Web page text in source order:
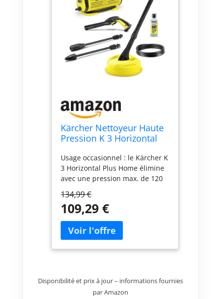
Kärcher Nettoyeur Haute
Pression K 3 Horizontal
Max. 120 Bar, Débit : 380
l/h, Surface : 25 m²/h,
Filtre à Eau, Poids : 3,6 kg,
Flexible et Pistolet, Lance,
Rotabuse, Home Kit
Usage occasionnel : le Kärcher K
3 Horizontal Plus Home élimine
avec une pression max. de 120
voitures, des meubles
d'extérieur, des terrasses et
surfaces de jardin Poids
compact : le nettoyeur haute
pression se transporte
facilement grâce à sa poignée
avec des détergents : le
mécanisme d'aspiration intégré
134,99 €
109,29 €
Disponibilité et prix à jour – informations fournies
par Amazon